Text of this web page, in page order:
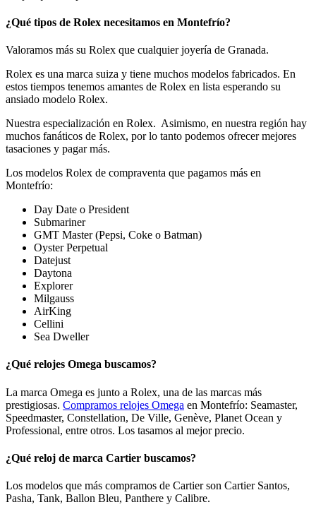
¿Qué tipos de Rolex necesitamos en Montefrío?
Valoramos más su Rolex que cualquier joyería de Granada.
Rolex es una marca suiza y tiene muchos modelos fabricados. En
estos tiempos tenemos amantes de Rolex en lista esperando su
ansiado modelo Rolex.
Nuestra especialización en Rolex. Asimismo, en nuestra región hay
muchos fanáticos de Rolex, por lo tanto podemos ofrecer mejores
tasaciones y pagar más.
Los modelos Rolex de compraventa que pagamos más en
Montefrío:
Day Date o President
Submariner
GMT Master (Pepsi, Coke o Batman)
Oyster Perpetual
Datejust
Daytona
Explorer
Milgauss
AirKing
Cellini
Sea Dweller
¿Qué relojes Omega buscamos?
La marca Omega es junto a Rolex, una de las marcas más
prestigiosas. Compramos relojes Omega en Montefrío: Seamaster,
Speedmaster, Constellation, De Ville, Genève, Planet Ocean y
Professional, entre otros. Los tasamos al mejor precio.
¿Qué reloj de marca Cartier buscamos?
Los modelos que más compramos de Cartier son Cartier Santos,
Pasha, Tank, Ballon Bleu, Panthere y Calibre.